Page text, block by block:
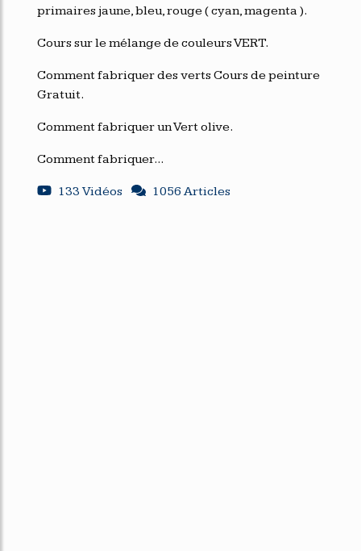
primaires jaune, bleu, rouge ( cyan, magenta ).
Cours sur le mélange de couleurs VERT.
Comment fabriquer des verts Cours de peinture
Gratuit.
Comment fabriquer un Vert olive.
Comment fabriquer...
133 Vidéos 1056 Articles